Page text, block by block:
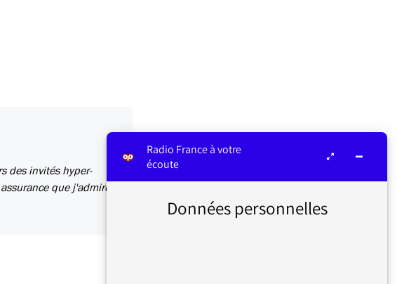
des invités hyper-
que j'admire !
Radio France à votre
écoute
Données personnelles